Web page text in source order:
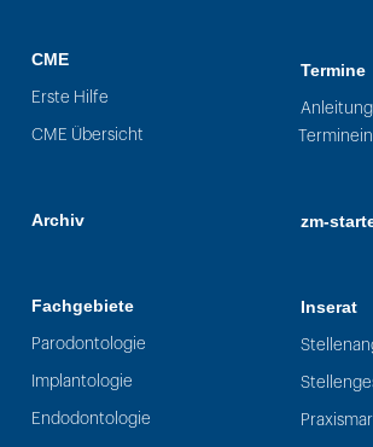
CME
Erste Hilfe
CME Übersicht
Archiv
Fachgebiete
Parodontologie
Implantologie
Endodontologie
Termine
zm-
Inserat